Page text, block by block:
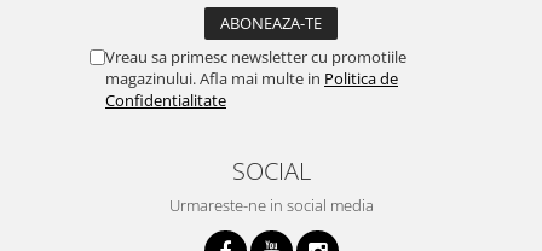
Chitara Roundback
Accesorii chitara
Vreau sa primesc newsletter cu promotiile
magazinului. Afla mai multe in Politica de
Confidentialitate
SOCIAL
Urmareste-ne in social media